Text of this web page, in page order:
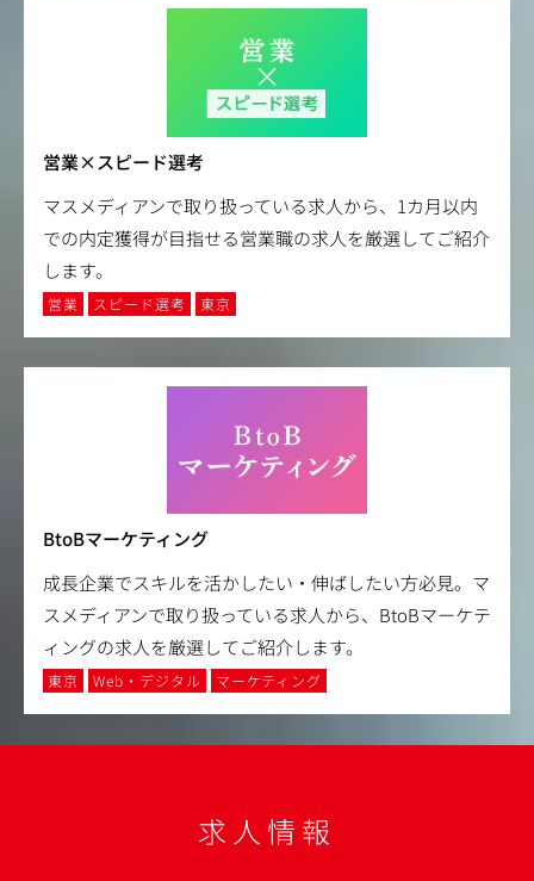
営業×スピード選考
マスメディアンで取り扱っている求人から、1カ月以内
での内定獲得が目指せる営業職の求人を厳選してご紹介
します。
営業 スピード選考 東京
BtoBマーケティング
成長企業でスキルを活かしたい・伸ばしたい方必見。マ
スメディアンで取り扱っている求人から、BtoBマーケテ
ィングの求人を厳選してご紹介します。
東京 Web・デジタル マーケティング
求人情報